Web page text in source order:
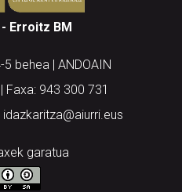
Erroitz BM
behea | ANDOAIN
Faxa: 943 300 731
garatua